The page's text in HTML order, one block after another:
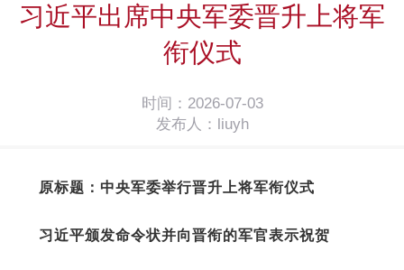
习近平出席中央军委晋升上将军
衔仪式
时间：2026-07-03
发布人：liuyh
原标题：中央军委举行晋升上将军衔仪式
习近平颁发命令状并向晋衔的军官表示祝贺